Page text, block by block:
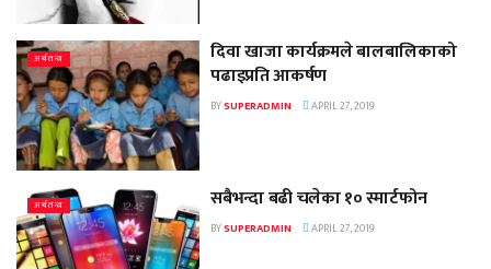
अर्थतन्त्र
दिवा खाजा कार्यक्रमले बालबालिकाको
पढाइप्रति आकर्षण
BYSUPERADMIN APRIL 27, 2019
अर्थतन्त्र सबैभन्दा बढी चलेका १० स्मार्टफोन
BYSUPERADMIN APRIL 27, 2019